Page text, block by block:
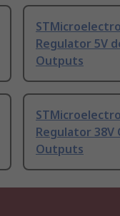
Regulator 5V
Outputs
Regulator
Outputs